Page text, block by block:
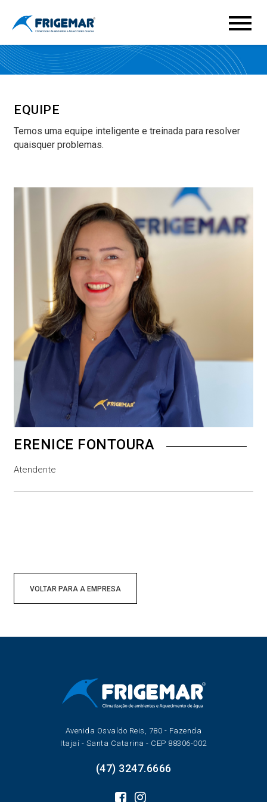
EQUIPE
Temos uma equipe inteligente e treinada para resolver
quaisquer problemas.
ERENICE FONTOURA
Atendente
VOLTAR PARA A EMPRESA
Avenida Osvaldo Reis, 780 - Fazenda
Itajaí - Santa Catarina - CEP 88306-002
(47) 3247.6666